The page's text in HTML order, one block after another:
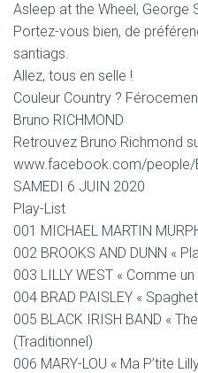
Asleep at the Wheel, George
Portez-vous bien, de
santiags.
Allez, tous en selle !
Couleur Country ?
Bruno RICHMOND
Retrouvez Bruno Richmond
www.facebook.com/people/
SAMEDI 6 JUIN 2020
Play-List
001 MICHAEL MARTIN
002 BROOKS AND DUNN «
003 LILLY WEST « Comme
004 BRAD PAISLEY «
005 BLACK IRISH BAND «
(Traditionnel)
006 MARY-LOU « Ma P’tite